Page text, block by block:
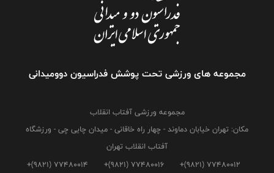
مجموعه های ورزشی تحت پوشش فدراسیون دوومیدانی
مجموعه ورزشی آفتاب انقلاب
مکان: تهران خیابان دماوند - چهار راه خاقانی - میدان چایی چی - ورزشگاه
آفتاب انقلاب تهران
+(9821) 77480012
+(9821) 77480016
+(9821) 77480014